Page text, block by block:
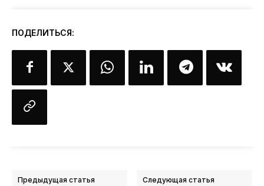
ПОДЕЛИТЬСЯ:
Предыдущая статья Следующая статья